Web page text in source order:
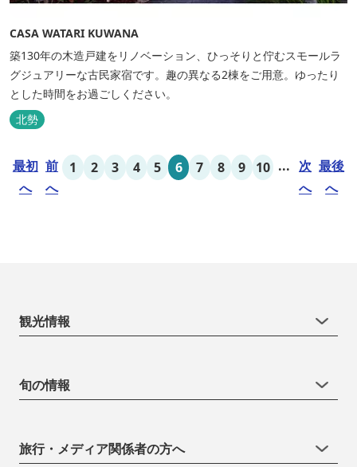
CASA WATARI KUWANA
築130年の木造戸建をリノベーション、ひっそりと佇むスモールラ
グジュアリーな古民家宿です。趣の異なる2棟をご用意。ゆったり
とした時間をお過ごしください。
北勢
最初
へ
前
へ
1 2 3 4 5 6 7 8 9 10 ... 次
へ
最後
へ
観光情報
旬の情報
旅行・メディア関係者の方へ